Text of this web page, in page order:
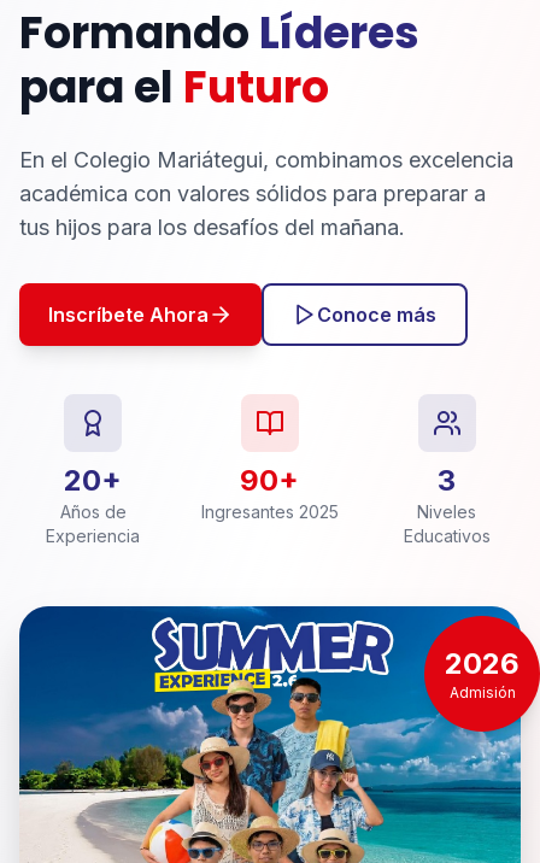
Formando Líderes
para el Futuro
En el Colegio Mariátegui, combinamos excelencia
académica con valores sólidos para preparar a
tus hijos para los desafíos del mañana.
Inscríbete Ahora Conoce más
20+
Años de
Experiencia
90+
Ingresantes 2025
3
Niveles
Educativos
2026
Admisión